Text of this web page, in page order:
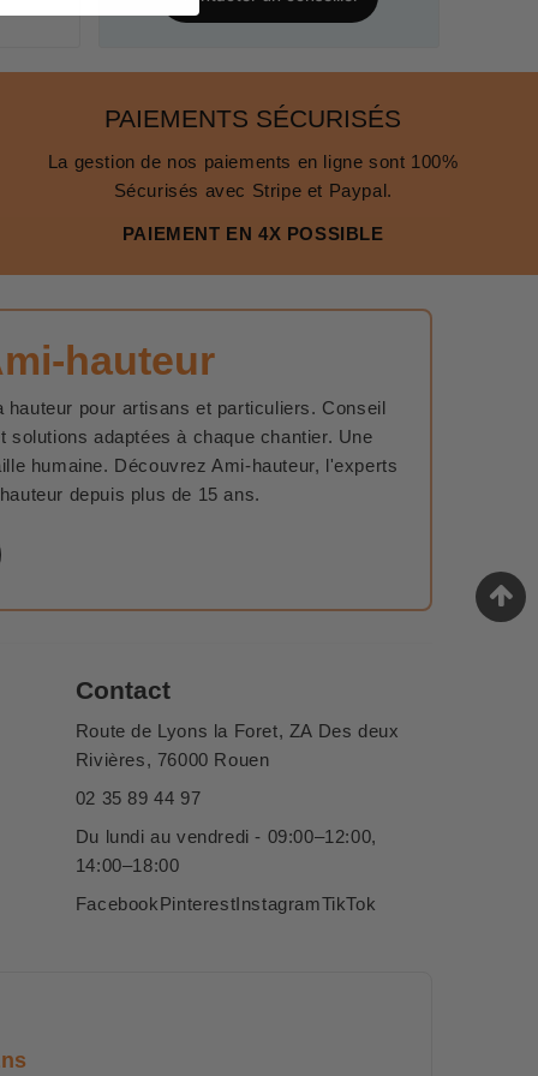
PAIEMENTS SÉCURISÉS
La gestion de nos paiements en ligne sont 100%
Sécurisés avec Stripe et Paypal.
PAIEMENT EN 4X POSSIBLE
hauteur
hauteur pour artisans et particuliers. Conseil
solutions adaptées à chaque chantier. Une
humaine. Découvrez Ami-hauteur, l'experts
depuis plus de 15 ans.
Contact
Route de Lyons la Foret, ZA Des deux
Rivières, 76000 Rouen
02 35 89 44 97
Du lundi au vendredi - 09:00–12:00,
14:00–18:00
Facebook Pinterest InstagramTikTok